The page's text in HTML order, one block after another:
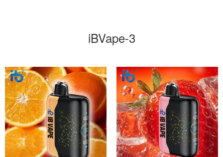
iBVape-3